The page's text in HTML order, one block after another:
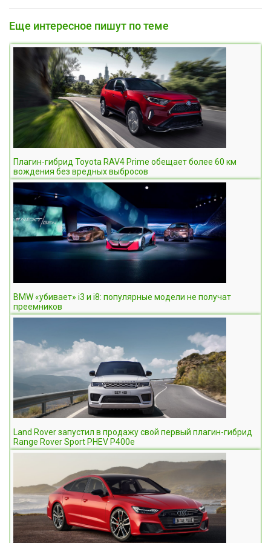
Еще интересное пишут по теме
Плагин-гибрид Toyota RAV4 Prime обещает более 60 км
вождения без вредных выбросов
BMW «убивает» i3 и i8: популярные модели не получат
преемников
Land Rover запустил в продажу свой первый плагин-гибрид
Range Rover Sport PHEV P400e